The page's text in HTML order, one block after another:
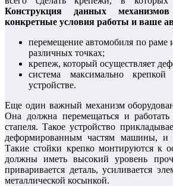
Конструкция данных
конкретные условия работы и ваше
перемещение автомобиля по
различных точках;
крепеж, который осуществляет
система максимально
устройстве.
Еще один важный механизм
Она должна перемещаться и
стапеля. Такое устройство
деформированным частям машины, и
Такие стойки крепко монтируются к
должны иметь высокий уровень
приваривается деталь, усиливается
металлической косынкой.